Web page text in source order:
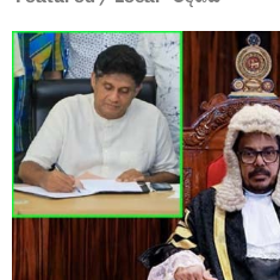
Type and hit enter